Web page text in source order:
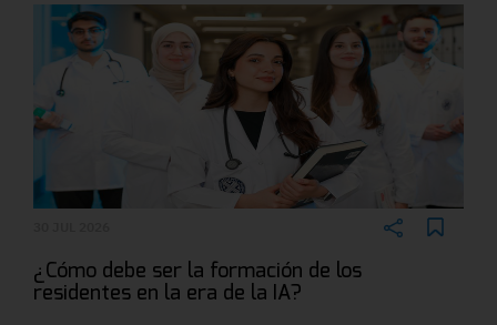
¿Cómo debe ser la formación de los
residentes en la era de la IA?